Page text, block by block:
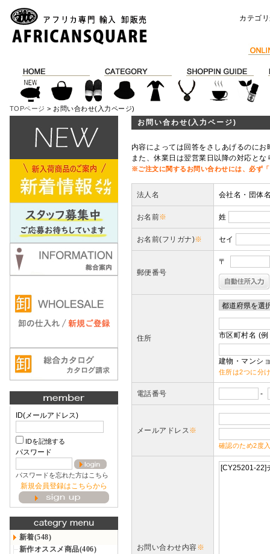
カテゴ
TOPページ > お問い合わせ(入力ページ)
ID(メールアドレス)
IDを記憶する
パスワード
パスワードを忘れた方はこちら
新規会員登録はこちらから
新着(548)
新作オススメ商品(406)
お問い合わせ(入力ページ)
内容によっては回答をさしあげるのに
また、休業日は翌営業日以降の対応と
※ご注文に関するお問い合わせには、必ず
法人名 会社名・団体
お名前※ 姓
お名前(フリガナ)※ セイ
郵便番号
〒
住所 市区町村名 (
建物・マンシ
住所は2つに分
電話番号 -
メールアドレス※
確認のため2度
お問い合わせ内容※